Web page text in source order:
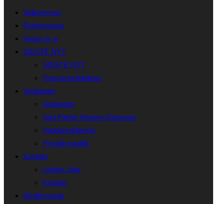
Velkommen
Partiprogram
Hvem er vi
SIDSTE NYT
SIDSTE NYT
Pressemeddelelse
Vedtægter
Vedtægter
Støt Partiet Hansen Danmark
Vælgererklæring
Privatlivspolitik
Kontakt
Ledige Jobs
Kontakt
Medlemskab